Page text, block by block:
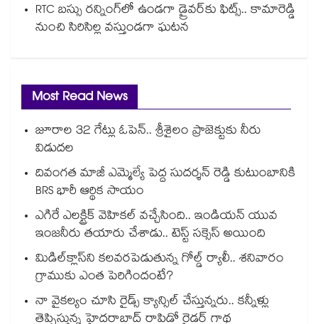
RTC బస్సు రన్నింగ్⁫లో ఉండగా డ్రైవర్‌కు ఫిట్స్.. కామారెడ్డి
నుంచి సిరిసిల్ల వస్తుండగా ఘటన
Most Read News
జూరాల 32 గేట్లు ఓపెన్.. శ్రీశైలం ప్రాజెక్టుకు నీరు
విడుదల
దివంగత మాజీ ఎమ్మెల్యే పెద్ద సుదర్శన్ రెడ్డి కుటుంబానికి
BRS భారీ ఆర్థిక సాయం
ఎగిరే ఎలక్ట్రిక్ వెహికల్ వచ్చేసింది.. ఇండియన్ యువ
ఇంజనీరు తయారు చేశాడు.. టెస్ట్ సక్సెస్ అయింది
మిడిల్‌క్లాస్‌ని కలవరపెడుతున్న గోల్డ్ ర్యాలీ.. శనివారం
గ్రాముకు ఎంత పెరిగిందంటే?
నా వైకల్యం చూసి రైడ్స్ క్యాన్సిల్ చేస్తున్నరు.. కన్నీళ్లు